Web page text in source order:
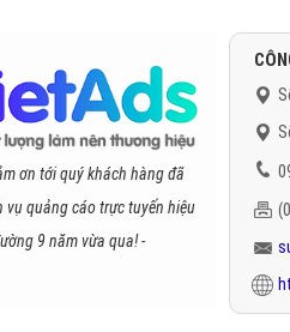
ơn tới quý khách hàng đã
vụ quảng cáo trực tuyến hiệu
9 năm vừa qua! -